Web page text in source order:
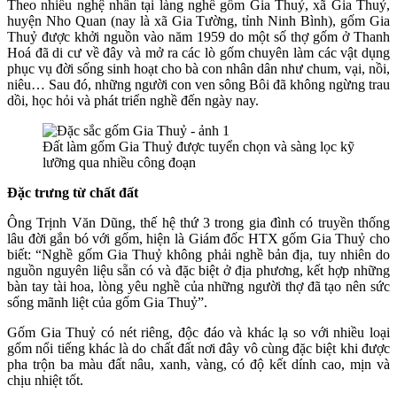
Theo nhiều nghệ nhân tại làng nghề gốm Gia Thuỷ, xã Gia Thuỷ,
huyện Nho Quan (nay là xã Gia Tường, tỉnh Ninh Bình), gốm Gia
Thuỷ được khởi nguồn vào năm 1959 do một số thợ gốm ở Thanh
Hoá đã di cư về đây và mở ra các lò gốm chuyên làm các vật dụng
phục vụ đời sống sinh hoạt cho bà con nhân dân như chum, vại, nồi,
niêu… Sau đó, những người con ven sông Bôi đã không ngừng trau
dồi, học hỏi và phát triển nghề đến ngày nay.
Đất làm gốm Gia Thuỷ được tuyển chọn và sàng lọc kỹ
lưỡng qua nhiều công đoạn
Đặc trưng từ chất đất
Ông Trịnh Văn Dũng, thế hệ thứ 3 trong gia đình có truyền thống
lâu đời gắn bó với gốm, hiện là Giám đốc HTX gốm Gia Thuỷ cho
biết: “Nghề gốm Gia Thuỷ không phải nghề bản địa, tuy nhiên do
nguồn nguyên liệu sẵn có và đặc biệt ở địa phương, kết hợp những
bàn tay tài hoa, lòng yêu nghề của những người thợ đã tạo nên sức
sống mãnh liệt của gốm Gia Thuỷ”.
Gốm Gia Thuỷ có nét riêng, độc đáo và khác lạ so với nhiều loại
gốm nổi tiếng khác là do chất đất nơi đây vô cùng đặc biệt khi được
pha trộn ba màu đất nâu, xanh, vàng, có độ kết dính cao, mịn và
chịu nhiệt tốt.